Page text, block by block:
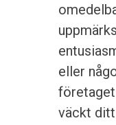
eller
väckt